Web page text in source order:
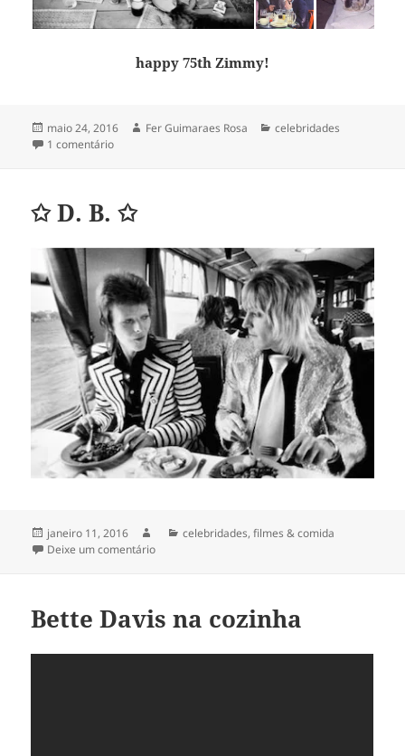
happy 75th Zimmy!
Publicado
em
maio 24, 2016 Autor
Fer Guimaraes Rosa Categorias
celebridades
1 comentárioem B. A. Zimmerman [eats]
✩ D. B. ✩
Publicado
em
janeiro 11, 2016 AutorCategorias
celebridades,filmes & comida
Deixe um comentárioem ✩ D. B. ✩
Bette Davis na cozinha